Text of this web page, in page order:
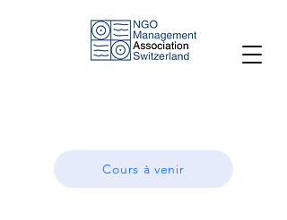
Cours à venir